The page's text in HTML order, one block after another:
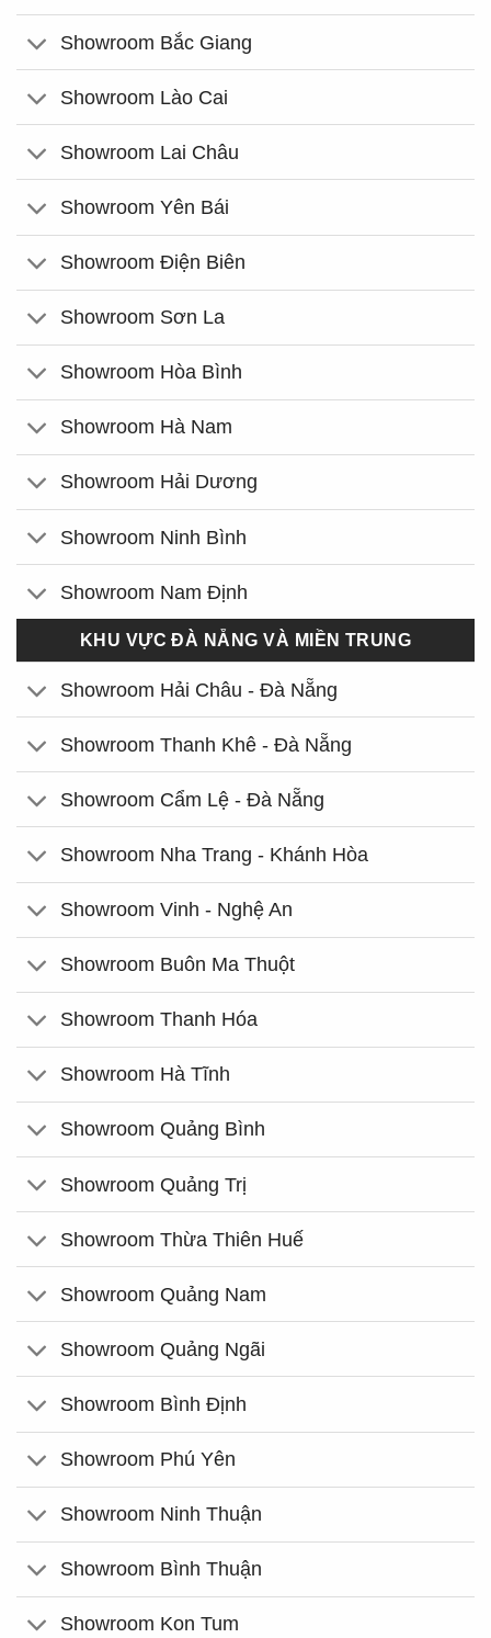
Showroom Bắc Giang
Showroom Lào Cai
Showroom Lai Châu
Showroom Yên Bái
Showroom Điện Biên
Showroom Sơn La
Showroom Hòa Bình
Showroom Hà Nam
Showroom Hải Dương
Showroom Ninh Bình
Showroom Nam Định
KHU VỰC ĐÀ NẴNG VÀ MIỀN TRUNG
Showroom Hải Châu - Đà Nẵng
Showroom Thanh Khê - Đà Nẵng
Showroom Cẩm Lệ - Đà Nẵng
Showroom Nha Trang - Khánh Hòa
Showroom Vinh - Nghệ An
Showroom Buôn Ma Thuột
Showroom Thanh Hóa
Showroom Hà Tĩnh
Showroom Quảng Bình
Showroom Quảng Trị
Showroom Thừa Thiên Huế
Showroom Quảng Nam
Showroom Quảng Ngãi
Showroom Bình Định
Showroom Phú Yên
Showroom Ninh Thuận
Showroom Bình Thuận
Showroom Kon Tum